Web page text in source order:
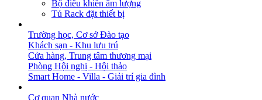
Bộ điều khiển âm lượng
Tủ Rack đặt thiết bị
Trường học, Cơ sở Đào tạo
Khách sạn - Khu lưu trú
Cửa hàng, Trung tâm thương mại
Phòng Hội nghị - Hội thảo
Smart Home - Villa - Giải trí gia đình
Cơ quan Nhà nước